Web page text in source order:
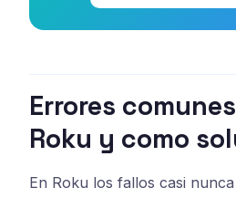
Errores
Roku y como
En Roku los fallos casi